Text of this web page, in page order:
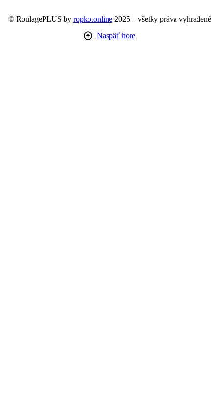
© RoulagePLUS by ropko.online2025 – všetky práva vyhradené
Naspäť hore